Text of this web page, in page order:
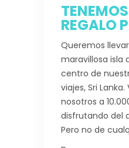
REGALO
Queremos
maravillosa isla
centro de
viajes, Sri
nosotros a
disfrutando del
Pero no de